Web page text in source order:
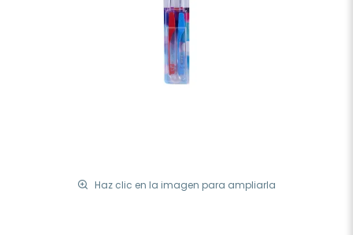
Haz clic en la imagen para ampliarla